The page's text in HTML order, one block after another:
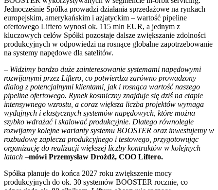
Jednocześnie Spółka prowadzi działania sprzedażowe na rynkach
europejskim, amerykańskim i azjatyckim – wartość pipeline
ofertowego Liftero wynosi ok. 115 mln EUR, a jednym z
kluczowych celów Spółki pozostaje dalsze zwiększanie zdolności
produkcyjnych w odpowiedzi na rosnące globalne zapotrzebowanie
na systemy napędowe dla satelitów.
– Widzimy bardzo duże zainteresowanie systemami napędowymi
rozwijanymi przez Liftero, co potwierdza zarówno prowadzony
dialog z potencjalnymi klientami, jak i rosnąca wartość naszego
pipeline ofertowego. Rynek kosmiczny znajduje się dziś na etapie
intensywnego wzrostu, a coraz większa liczba projektów wymaga
wydajnych i elastycznych systemów napędowych, które można
szybko wdrażać i skalować produkcyjnie. Dlatego równolegle
rozwijamy kolejne warianty systemu BOOSTER oraz inwestujemy w
rozbudowę zaplecza produkcyjnego i testowego, przygotowując
organizację do realizacji większej liczby kontraktów w kolejnych
latach –mówi Przemysław Drożdż, COO Liftero.
Spółka planuje do końca 2027 roku zwiększenie mocy
produkcyjnych do ok. 30 systemów BOOSTER rocznie, co